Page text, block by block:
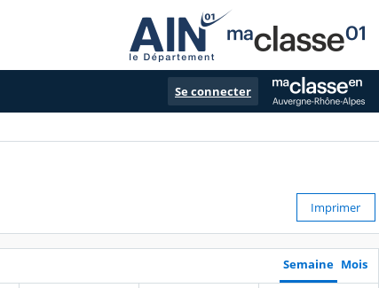
Se connecter
Imprimer
Semaine Mois